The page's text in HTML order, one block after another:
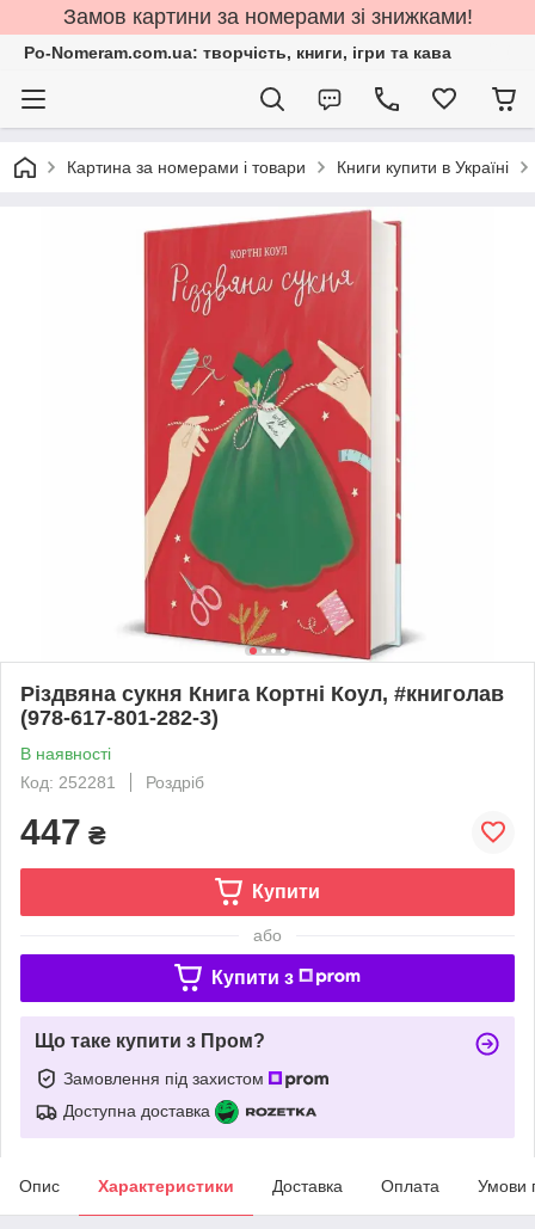
Замов картини за номерами зі знижками!
Po-Nomeram.com.ua: творчість, книги, ігри та кава
Картина за номерами і товари Книги купити в Україні
Різдвяна сукня Книга Кортні Коул, #книголав
(978-617-801-282-3)
В наявності
Код: 252281
Роздріб
447 ₴
Купити
або
Купити з
Що таке купити з Пром?
Замовлення під захистом
Доступна доставка
Опис Характеристики Доставка Оплата Умови